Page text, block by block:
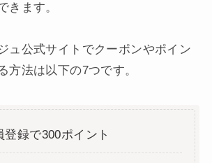
きます。
ュ公式サイトでクーポンやポイン
方法は以下の7つです。
登録で300ポイント